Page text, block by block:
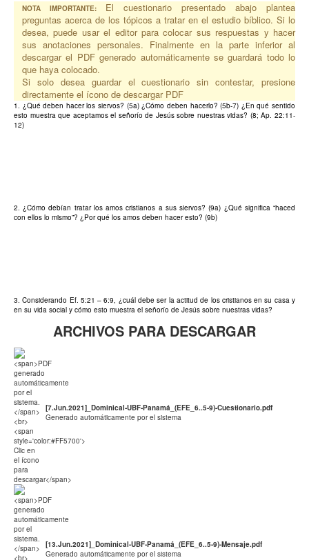
NOTA IMPORTANTE:
El cuestionario presentado abajo plantea
preguntas acerca de los tópicos a tratar en el estudio bíblico. Si lo
desea, puede usar el editor para colocar sus respuestas y hacer
sus anotaciones personales. Finalmente en la parte inferior al
descargar el PDF generado automáticamente se guardará todo lo
que haya colocado.
Si solo desea guardar el cuestionario sin contestar, presione
directamente el ícono de descargar PDF
1. ¿Qué deben hacer los siervos? (5a) ¿Cómo deben hacerlo? (5b-7) ¿En qué sentido
esto muestra que aceptamos el señorío de Jesús sobre nuestras vidas? (8; Ap. 22:11-
12)
2. ¿Cómo debían tratar los amos cristianos a sus siervos? (9a) ¿Qué significa “haced
con ellos lo mismo”? ¿Por qué los amos deben hacer esto? (9b)
3. Considerando Ef. 5:21 – 6:9, ¿cuál debe ser la actitud de los cristianos en su casa y
en su vida social y cómo esto muestra el señorío de Jesús sobre nuestras vidas?
ARCHIVOS PARA DESCARGAR
[7.Jun.2021]_Dominical-UBF-Panamá_(EFE_6..5-9)-Cuestionario.pdf
Generado automáticamente por el sistema
[13.Jun.2021]_Dominical-UBF-Panamá_(EFE_6..5-9)-Mensaje.pdf
Generado automáticamente por el sistema